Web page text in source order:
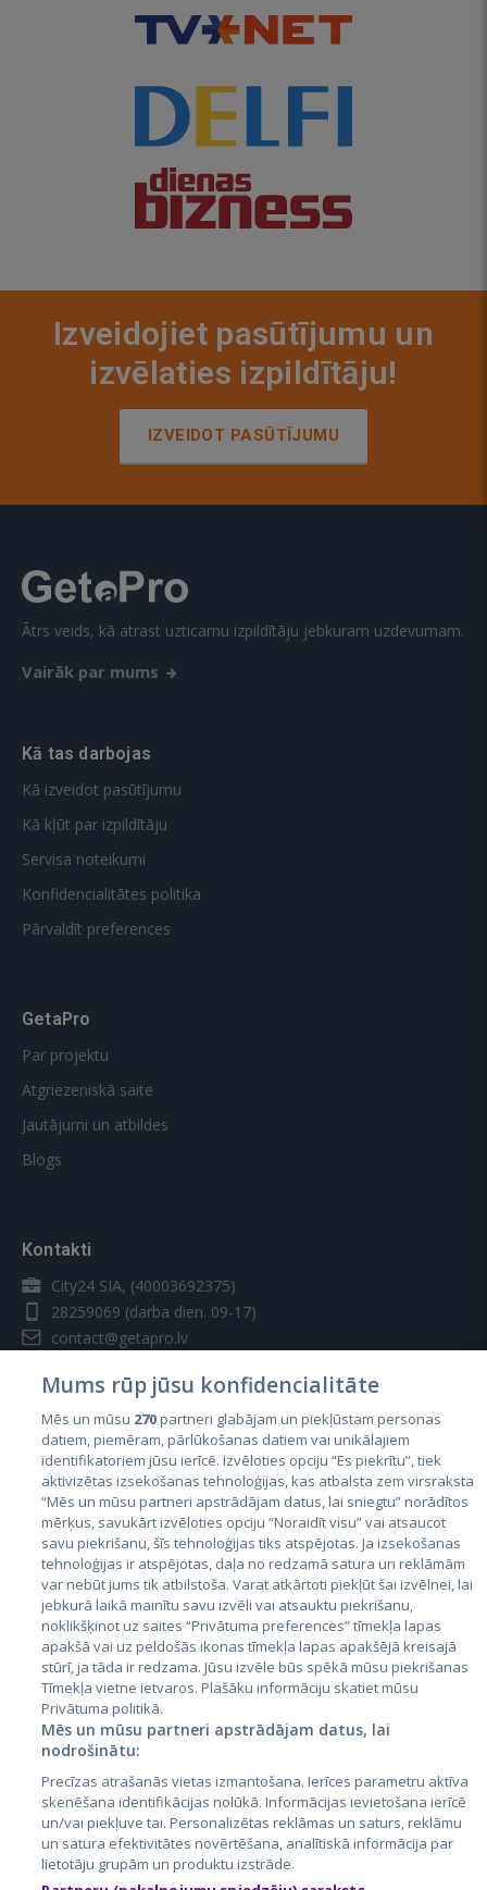
Izveidojiet pasūtījumu un
izvēlaties izpildītāju!
IZVEIDOT PASŪTĪJUMU
Ātrs veids, kā atrast uzticamu izpildītāju jebkuram uzdevumam.
Vairāk par mums
Kā tas darbojas
Kā izveidot pasūtījumu
Kā kļūt par izpildītāju
Servisa noteikumi
Konfidencialitātes politika
Pārvaldīt preferences
GetaPro
Par projektu
Atgriezeniskā saite
Jautājumi un atbildes
Blogs
Kontakti
City24 SIA, (40003692375)
28259069 (darba dien. 09-17)
contact@getapro.lv
Valstis
Igaunija
Latvija
Lietuva
City24.lv
City24.ee
GetaPro.lv
GetaPro.ee
Skelbiu.lt
CVbankas.lt
Kainos.lt
Paslaugos.lt
auto24.ee
Mums rūp jūsu konfidencialitāte
Mēs un mūsu 270partneri glabājam un piekļūstam personas
datiem, piemēram, pārlūkošanas datiem vai unikālajiem
identifikatoriem jūsu ierīcē. Izvēloties opciju “Es piekrītu”, tiek
aktivizētas izsekošanas tehnoloģijas, kas atbalsta zem virsraksta
“Mēs un mūsu partneri apstrādājam datus, lai sniegtu” norādītos
mērķus, savukārt izvēloties opciju “Noraidīt visu” vai atsaucot
savu piekrišanu, šīs tehnoloģijas tiks atspējotas. Ja izsekošanas
tehnoloģijas ir atspējotas, daļa no redzamā satura un reklāmām
var nebūt jums tik atbilstoša. Varat atkārtoti piekļūt šai izvēlnei, lai
jebkurā laikā mainītu savu izvēli vai atsauktu piekrišanu,
noklikšķinot uz saites “Privātuma preferences” tīmekļa lapas
apakšā vai uz peldošās ikonas tīmekļa lapas apakšējā kreisajā
stūrī, ja tāda ir redzama. Jūsu izvēle būs spēkā mūsu piekrišanas
Tīmekļa vietne ietvaros. Plašāku informāciju skatiet mūsu
Privātuma politikā.
Mēs un mūsu partneri apstrādājam datus, lai
nodrošinātu:
Precīzas atrašanās vietas izmantošana. Ierīces parametru aktīva
skenēšana identifikācijas nolūkā. Informācijas ievietošana ierīcē
un/vai piekļuve tai. Personalizētas reklāmas un saturs, reklāmu
un satura efektivitātes novērtēšana, analītiskā informācija par
lietotāju grupām un produktu izstrāde.